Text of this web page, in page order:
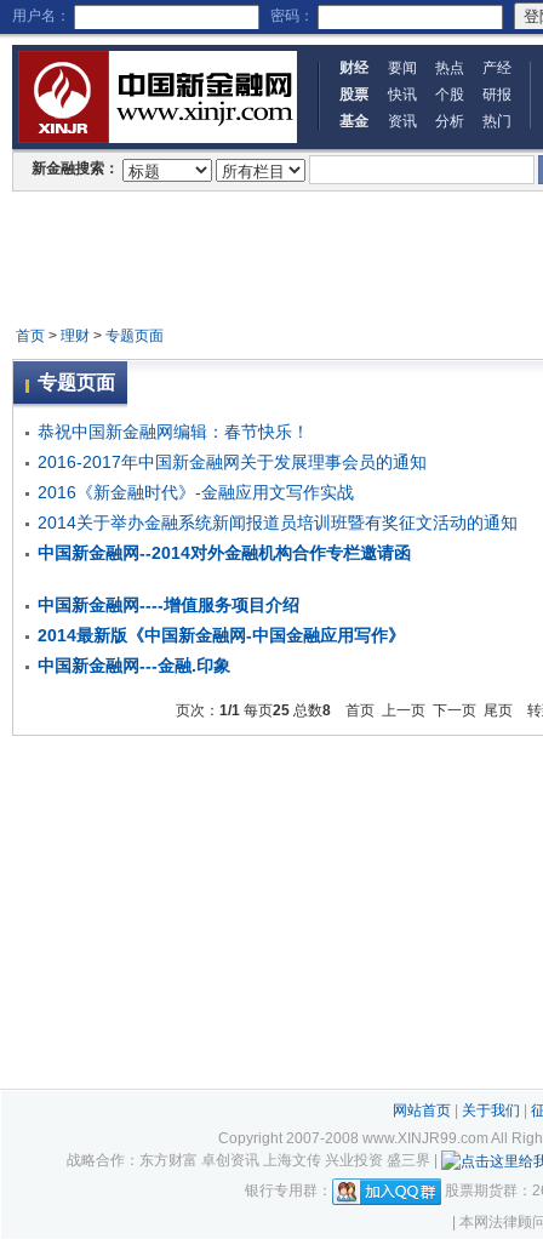
用户名： 密码：
财经 要闻 热点
产经
股票
快讯 个股
研报
基金
资讯 分析 热门
新金融搜索：
首页> 理财> 专题页面
专题页面
恭祝中国新金融网编辑：春节快乐！
2016-2017年中国新金融网关于发展理事会员的通知
2016《新金融时代》-金融应用文写作实战
2014关于举办金融系统新闻报道员培训班暨有奖征文活动的通知
中国新金融网--2014对外金融机构合作专栏邀请函
中国新金融网----增值服务项目介绍
2014最新版《中国新金融网-中国金融应用写作》
中国新金融网---金融.印象
页次： 1/1 每页25 总数8 首页 上一页 下一页 尾页 转
网站首页| 关于我们
Copyright 2007-2008 www.XINJR99.com All
战略合作：东方财富 卓创资讯 上海文传 兴业投资 盛三界 |
银行专用群：
股票期货群：
| 本网法律顾